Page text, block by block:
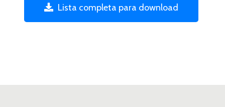
Lista completa para download